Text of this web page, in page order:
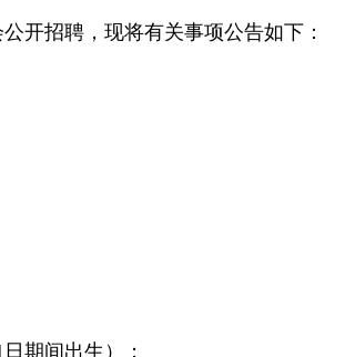
开招聘，现将有关事项公告如下：
期间出生）；